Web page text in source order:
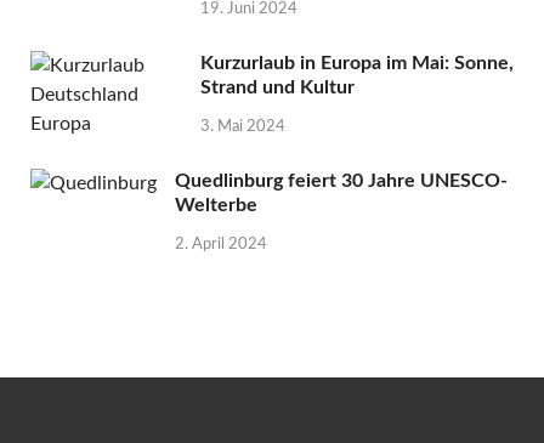
19. Juni 2024
Kurzurlaub in Europa im Mai: Sonne,
Strand und Kultur
3. Mai 2024
Quedlinburg feiert 30 Jahre UNESCO-
Welterbe
2. April 2024